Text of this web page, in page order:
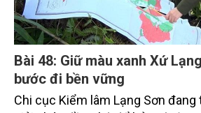
Bài 48: Giữ màu xanh Xứ
bước đi bền vững
Chi cục Kiểm lâm Lạng Sơn đang